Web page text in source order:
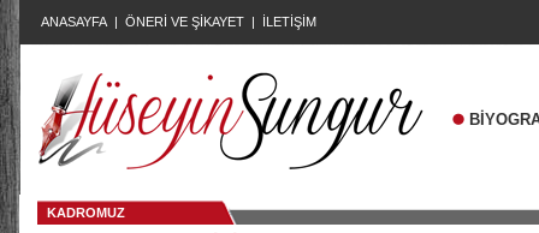
ANASAYFA | ÖNERİ VE ŞİKAYET | İLETİŞİM
KADROMUZ